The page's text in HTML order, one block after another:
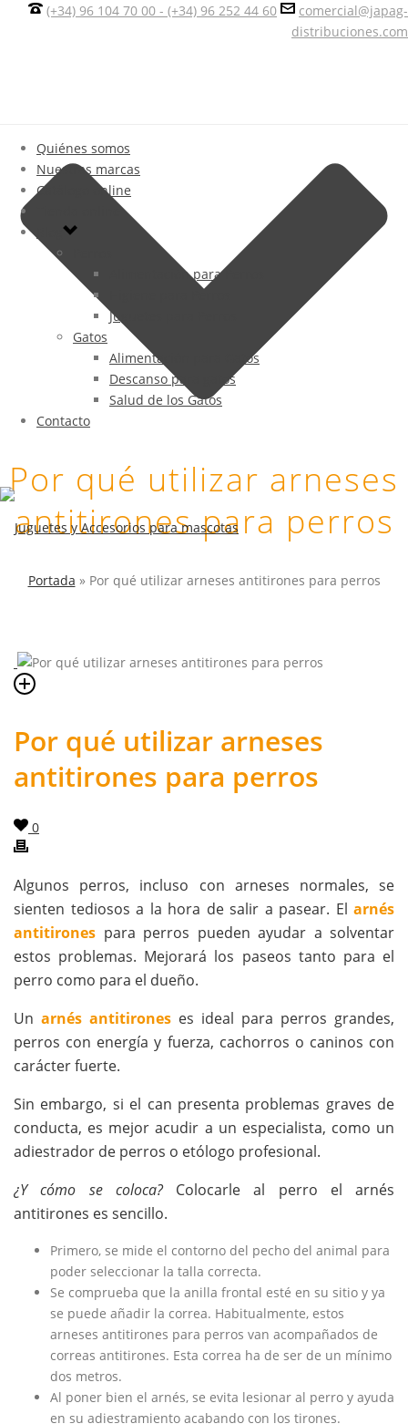
(+34) 96 104 70 00 - (+34) 96 252 44 60
comercial@japag-
distribuciones.com
Quiénes somos
Nuestras marcas
Catálogo online
Tienda online
Alimentación para Perros
Higiene para Perros
Juguetes para Perros
Gatos
Alimentación para Gatos
Descanso para gatos
Salud de los Gatos
Contacto
Por qué utilizar arneses
antitirones para perros
Portada » Por qué utilizar arneses antitirones para perros
Por qué utilizar arneses
antitirones para perros
0
Algunos perros, incluso con arneses normales, se
sienten tediosos a la hora de salir a pasear. El arnés
antitirones para perros pueden ayudar a solventar
estos problemas. Mejorará los paseos tanto para el
perro como para el dueño.
Un arnés antitirones es ideal para perros grandes,
perros con energía y fuerza, cachorros o caninos con
carácter fuerte.
Sin embargo, si el can presenta problemas graves de
conducta, es mejor acudir a un especialista, como un
adiestrador de perros o etólogo profesional.
¿Y cómo se coloca?Colocarle al perro el arnés
antitirones es sencillo.
Primero, se mide el contorno del pecho del animal para
poder seleccionar la talla correcta.
Se comprueba que la anilla frontal esté en su sitio y ya
se puede añadir la correa. Habitualmente, estos
arneses antitirones para perros van acompañados de
correas antitirones. Esta correa ha de ser de un mínimo
dos metros.
Al poner bien el arnés, se evita lesionar al perro y ayuda
en su adiestramiento acabando con los tirones.